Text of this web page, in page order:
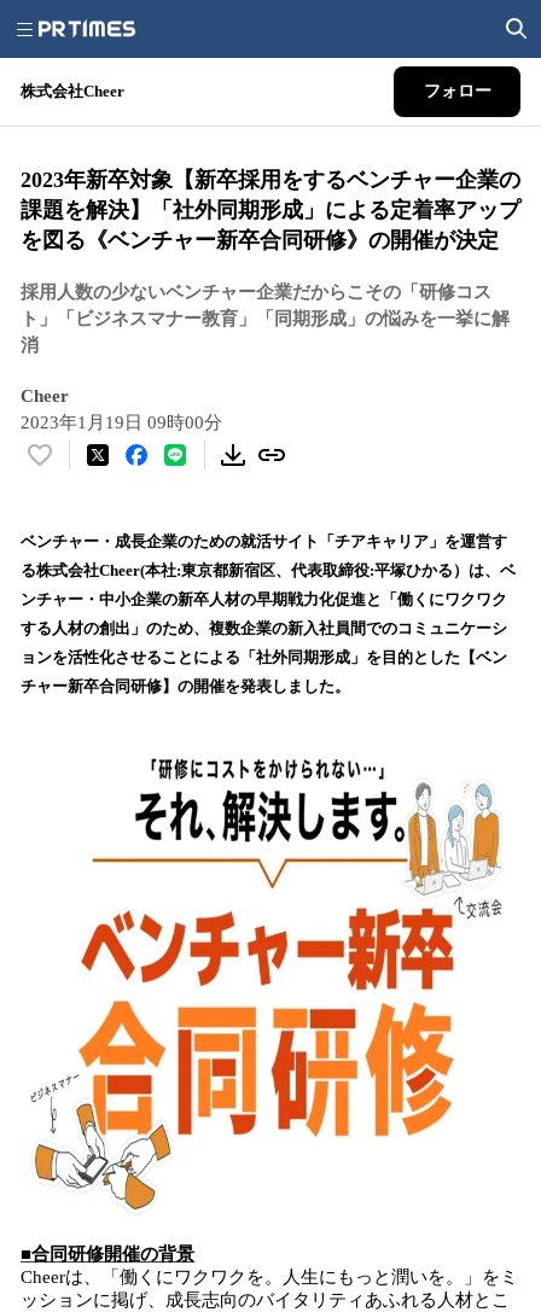
株式会社Cheer フォロー
2023年新卒対象【新卒採用をするベンチャー企業の
課題を解決】「社外同期形成」による定着率アップ
を図る《ベンチャー新卒合同研修》の開催が決定
採用人数の少ないベンチャー企業だからこその「研修コス
ト」「ビジネスマナー教育」「同期形成」の悩みを一挙に解
消
Cheer
2023年1月19日 09時00分
い
！
数
を
読
込
み
ベンチャー・成長企業のための就活サイト「チアキャリア」を運営す
る株​式会社Cheer(本社:東京都新宿区、代表取締役:平塚ひかる）は、ベ
ンチャー・中小企業の新卒人材の早期戦力化促進と「働くにワクワク
する人材の創出」のため、複数企業の新入社員間でのコミュニケーシ
ョンを活性化させることによる「社外同期形成」を目的とした【ベン
チャー新卒合同研修】の開催を発表しました。
■合同研修開催の背景
Cheerは、「働くにワクワクを。人生にもっと潤いを。」をミ
ッションに掲げ、成長志向のバイタリティあふれる人材とこ